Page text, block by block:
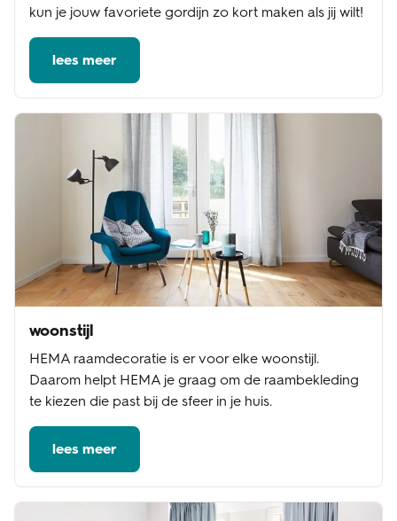
kun je jouw favoriete gordijn zo kort maken als jij wilt!
lees meer
woonstijl
HEMA raamdecoratie is er voor elke woonstijl.
Daarom helpt HEMA je graag om de raambekleding
te kiezen die past bij de sfeer in je huis.
lees meer